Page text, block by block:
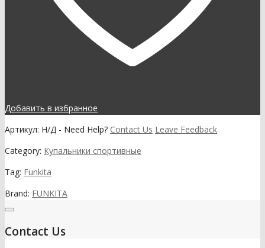
Добавить в избранное
Артикул: Н/Д - Need Help? Contact Us Leave Feedback
Category: Купальники спортивные
Tag: Funkita
Brand: FUNKITA
Contact Us